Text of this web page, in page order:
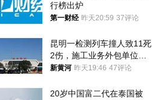
行榜出炉
第一财经 昨天20:59 37评论
昆明一检测列车撞人致11死
2伤，施工业务外包单位被
罚1.5万元，国铁昆明局被
新黄河 昨天19:46 47评论
20岁中国富二代在泰国被